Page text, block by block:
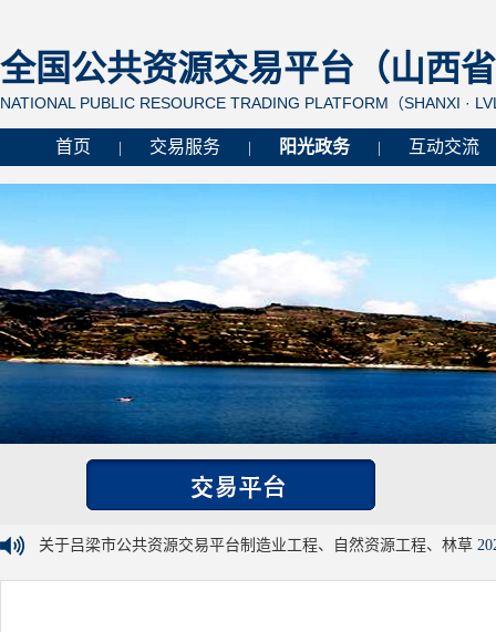
全国公共资源交易平台（山西
NATIONAL PUBLIC RESOURCE TRADING PLATFORM（SHANXI ·
首页 交易服务 阳光政务 互动交流
关于吕梁市公共资源交易平台制造业工程、自然资源工程、林草